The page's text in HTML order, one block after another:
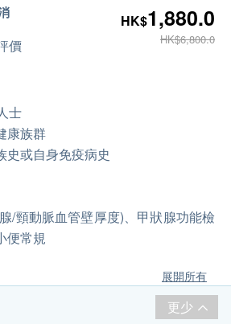
價
HK$1,880.0
HK$6,800.0
士
康族群
史或自身免疫病史
/頸動脈血管壁厚度)、甲狀腺功能檢
便常規
展開所有
更少